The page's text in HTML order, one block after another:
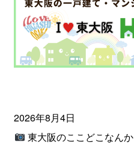
2026年8月4日
東大阪のここどこなんか